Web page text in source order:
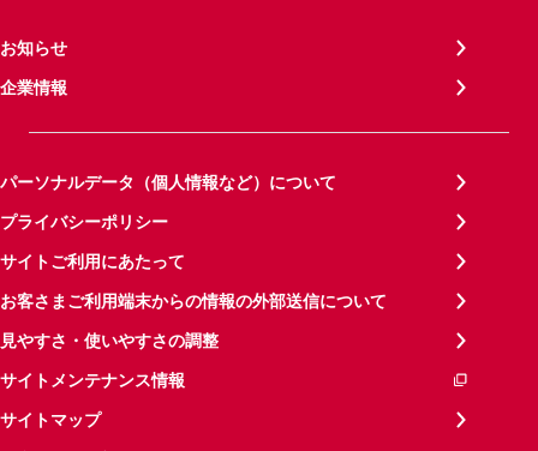
お知らせ
企業情報
パーソナルデータ（個人情報など）について
プライバシーポリシー
サイトご利用にあたって
お客さまご利用端末からの情報の外部送信について
見やすさ・使いやすさの調整
サイトメンテナンス情報
サイトマップ